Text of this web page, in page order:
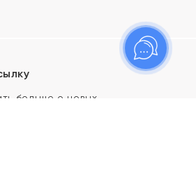
больше о новых